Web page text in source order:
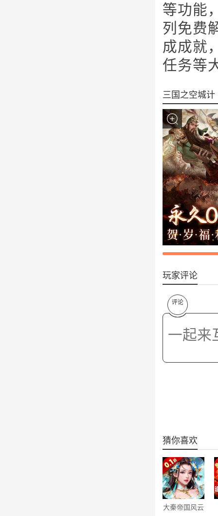
等功能
列免费
成成就
任务等
三国之空城计
玩家评论
评论
猜你喜欢
大秦帝国风云